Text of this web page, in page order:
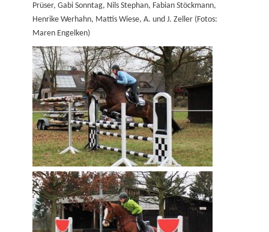
Prüser, Gabi Sonntag, Nils Stephan, Fabian Stöckmann,
Henrike Werhahn, Mattis Wiese, A. und J. Zeller (Fotos:
Maren Engelken)